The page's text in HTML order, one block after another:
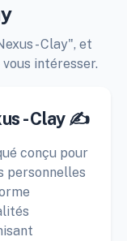
- Clay", et
intéresser.
- Clay ✍️
conçu pour
personnelles